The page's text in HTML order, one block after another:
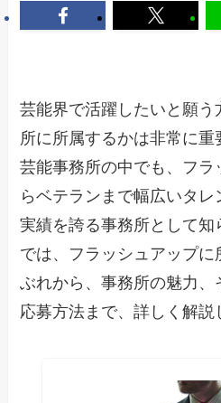
芸能界で活躍したいと願
所に所属するかは非常に重
芸能事務所の中でも、フ
らベテランまで幅広いタ
実績を誇る事務所として
では、フラッシュアップ
ぶれから、事務所の魅力
応募方法まで、詳しく解説